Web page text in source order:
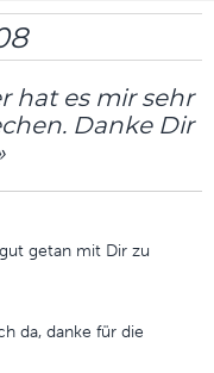
hat es mir sehr
Danke Dir
getan mit Dir zu
da, danke für die